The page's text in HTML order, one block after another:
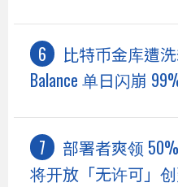
比特币金库遭
Balance 单日闪崩
部署者爽领
将开放「无许可」